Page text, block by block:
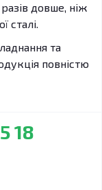
довше, ніж
сталі.
та
повністю
18